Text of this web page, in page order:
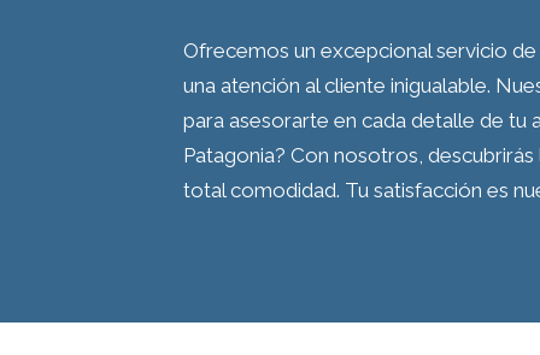
Ofrecemos un excepcional servicio
una atención al cliente inigualable.
para asesorarte en cada detalle de tu
Patagonia? Con nosotros,
total comodidad. Tu satisfacción es